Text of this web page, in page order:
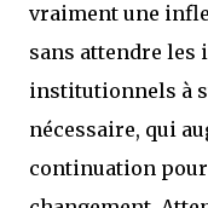
vraiment une
sans attendre les
institutionnels à
nécessaire, qui
continuation pour